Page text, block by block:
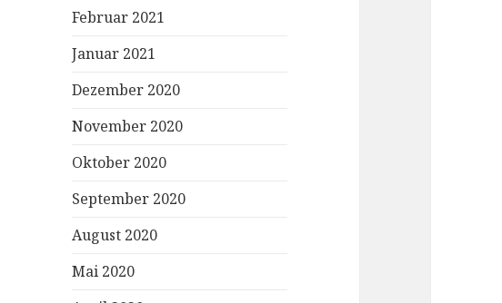
Februar 2021
Januar 2021
Dezember 2020
November 2020
Oktober 2020
September 2020
August 2020
Mai 2020